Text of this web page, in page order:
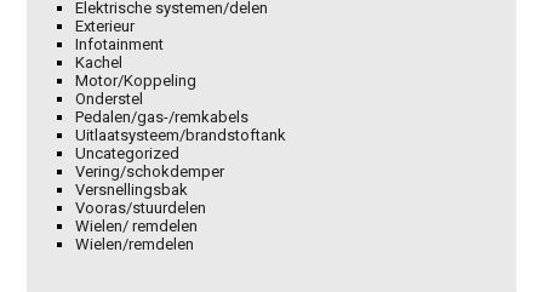
Elektrische systemen/delen
Exterieur
Infotainment
Kachel
Motor/Koppeling
Onderstel
Pedalen/gas-/remkabels
Uitlaatsysteem/brandstoftank
Uncategorized
Vering/schokdemper
Versnellingsbak
Vooras/stuurdelen
Wielen/ remdelen
Wielen/remdelen